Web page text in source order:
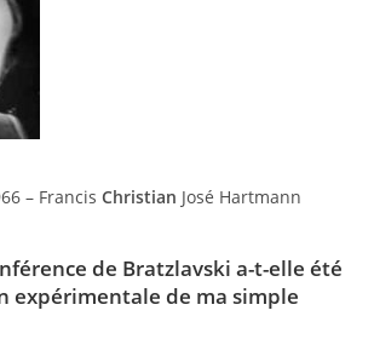
– FrancisChristian José Hartmann
de Bratzlavski a-t-elle été
expérimentale de ma simple